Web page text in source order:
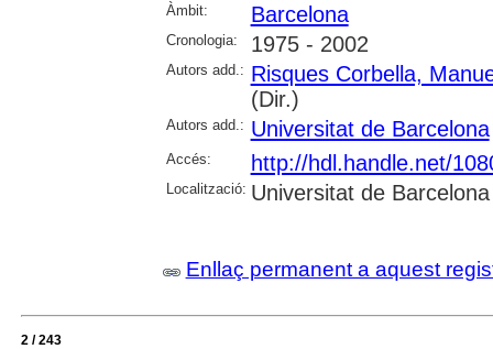
Àmbit:
Barcelona
Cronologia: 1975 - 2002
Autors add.: Risques Corbella,
(Dir.)
Autors add.: Universitat de Barcelona
Accés: http://hdl.handle.net/
Localització: Universitat de Barcelona
Enllaç permanent a aquest
2 / 243